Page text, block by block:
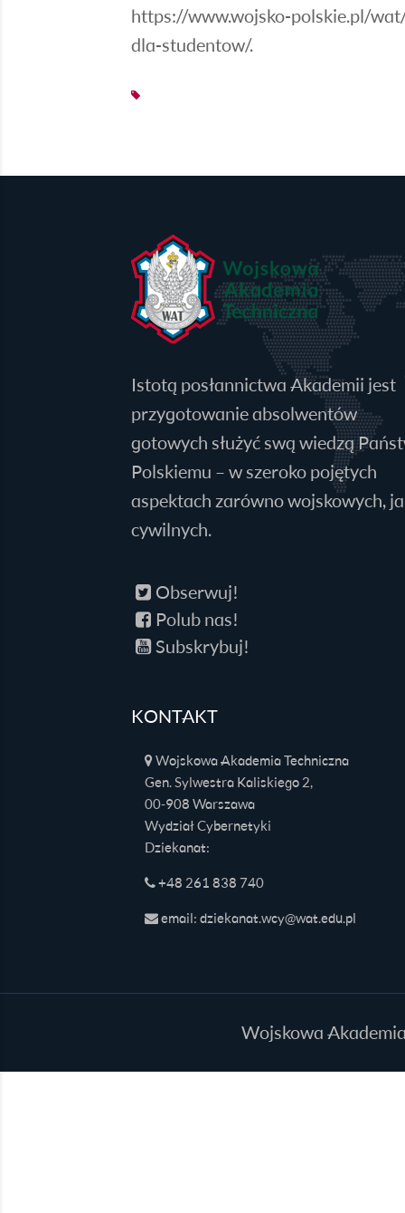
https://www.wojsko-polskie.pl/
dla-studentow/.
Istotą posłannictwa Akademii jest
przygotowanie absolwentów
gotowych służyć swą wiedzą
Polskiemu – w szeroko pojętych
aspektach zarówno wojskowych,
cywilnych.
Obserwuj!
Polub nas!
Subskrybuj!
KONTAKT
Wojskowa Akademia Techniczna
Gen. Sylwestra Kaliskiego 2,
00-908 Warszawa
Wydział Cybernetyki
Dziekanat:
+48 261 838 740
email: dziekanat.wcy@wat.edu.pl
Wojskowa